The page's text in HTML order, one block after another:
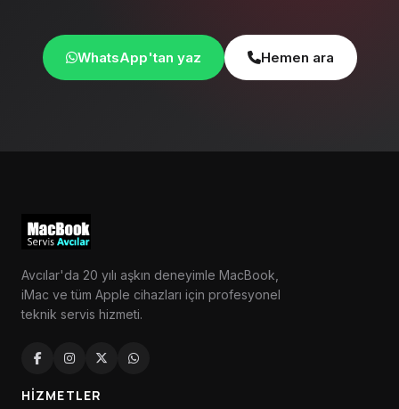
WhatsApp'tan yaz Hemen ara
Avcılar'da 20 yılı aşkın deneyimle MacBook,
iMac ve tüm Apple cihazları için profesyonel
teknik servis hizmeti.
HIZMETLER